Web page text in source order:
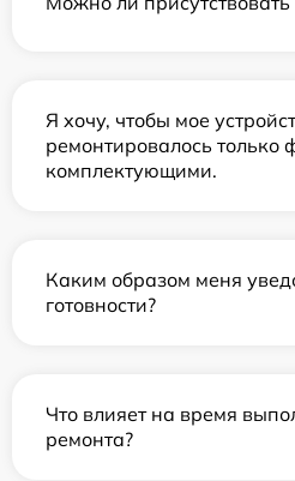
Я хочу, чтобы мое
ремонтировалось
комплектующими.
Каким образом меня
готовности?
Что влияет на время
ремонта?